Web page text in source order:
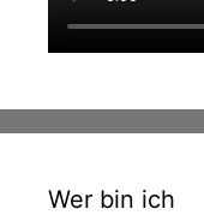
Wer bin ich